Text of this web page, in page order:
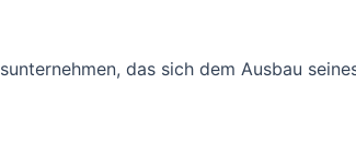
das sich dem Ausbau